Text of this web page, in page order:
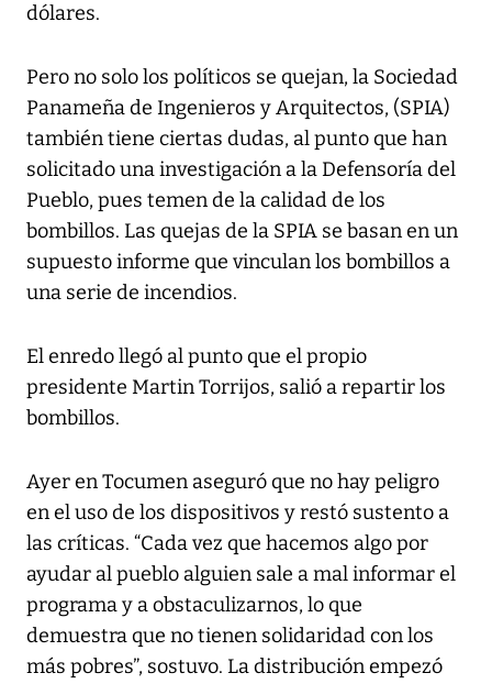
dólares.
Pero no solo los políticos se quejan, la Sociedad
Panameña de Ingenieros y Arquitectos, (SPIA)
también tiene ciertas dudas, al punto que han
solicitado una investigación a la Defensoría del
Pueblo, pues temen de la calidad de los
bombillos. Las quejas de la SPIA se basan en un
supuesto informe que vinculan los bombillos a
una serie de incendios.
El enredo llegó al punto que el propio
presidente Martin Torrijos, salió a repartir los
bombillos.
Ayer en Tocumen aseguró que no hay peligro
en el uso de los dispositivos y restó sustento a
las críticas. “Cada vez que hacemos algo por
ayudar al pueblo alguien sale a mal informar el
programa y a obstaculizarnos, lo que
demuestra que no tienen solidaridad con los
más pobres”, sostuvo. La distribución empezó